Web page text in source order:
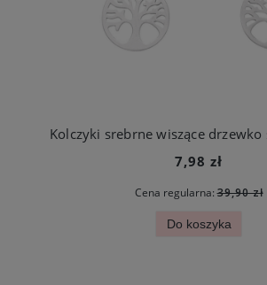
7,98 zł
Cena regularna:39,90 zł
Do koszyka